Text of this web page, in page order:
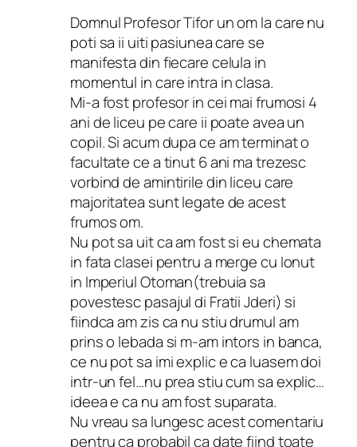
Domnul Profesor Tifor un om la care nu
poti sa ii uiti pasiunea care se
manifesta din fiecare celula in
momentul in care intra in clasa.
Mi-a fost profesor in cei mai frumosi 4
ani de liceu pe care ii poate avea un
copil. Si acum dupa ce am terminat o
facultate ce a tinut 6 ani ma trezesc
vorbind de amintirile din liceu care
majoritatea sunt legate de acest
frumos om.
Nu pot sa uit ca am fost si eu chemata
in fata clasei pentru a merge cu Ionut
in Imperiul Otoman(trebuia sa
povestesc pasajul di Fratii Jderi) si
fiindca am zis ca nu stiu drumul am
prins o lebada si m-am intors in banca,
ce nu pot sa imi explic e ca luasem doi
intr-un fel…nu prea stiu cum sa explic…
ideea e ca nu am fost suparata.
Nu vreau sa lungesc acest comentariu
pentru ca probabil ca date fiind toate